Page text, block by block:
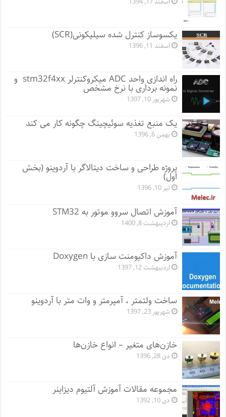
یکسوساز کنترل شده سیلیکونی(SCR)
اسفند 11, 1396
راه اندازی واحد ADC میکروکنترلر stm32f4xx و
نمونه برداری با نرخ مشخص
شهریور 10, 1397
یک منبع تغذیه سوئیچینگ چگونه کار می کند
بهمن 6, 1396
پروژه طراحی و ساخت دیتالاگر با آردوینو (بخش
اول)
تیر 10, 1396
آموزش اتصال سروو موتور به STM32
اردیبهشت 8, 1400
آموزش داکیومنت سازی با Doxygen
اردیبهشت 12, 1397
ساخت ولتمتر ، آمپرمتر و وات متر با آردوینو
شهریور 23, 1397
خازن‌های متغیر – انواع خازن‌ها
دی 28, 1396
مجموعه مقالات آموزش آلتیوم دیزاینر
دی 10, 1392